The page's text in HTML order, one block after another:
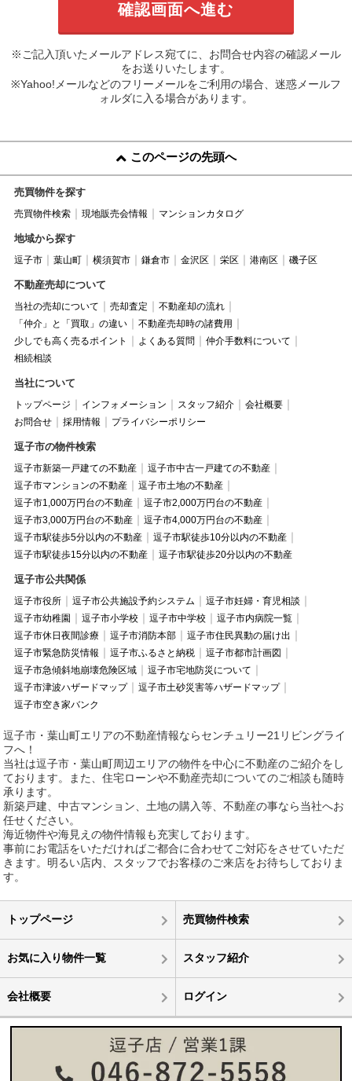
※ご記入頂いたメールアドレス宛てに、お問合せ内容の確認メール
をお送りいたします。
※Yahoo!メールなどのフリーメールをご利用の場合、迷惑メールフ
ォルダに入る場合があります。
このページの先頭へ
売買物件を探す
売買物件検索 現地販売会情報 マンションカタログ
地域から探す
逗子市 葉山町 横須賀市 鎌倉市 金沢区 栄区 港南区 磯子区
不動産売却について
当社の売却について 売却査定
不動産却の流れ
「仲介」と「買取」の違い
不動産売却時の諸費用
少しでも高く売るポイント
よくある質問
仲介手数料について
相続相談
当社について
トップページ インフォメーション スタッフ紹介
会社概要
お問合せ
採用情報 プライバシーポリシー
逗子市の物件検索
逗子市新築一戸建ての不動産
逗子市中古一戸建ての不動産
逗子市マンションの不動産
逗子市土地の不動産
逗子市1,000万円台の不動産
逗子市2,000万円台の不動産
逗子市3,000万円台の不動産
逗子市4,000万円台の不動産
逗子市駅徒歩5分以内の不動産
逗子市駅徒歩10分以内の不動産
逗子市駅徒歩15分以内の不動産
逗子市駅徒歩20分以内の不動産
逗子市公共関係
逗子市役所 逗子市公共施設予約システム
逗子市妊婦・育児相談
逗子市幼稚園
逗子市小学校 逗子市中学校
逗子市内病院一覧
逗子市休日夜間診療
逗子市消防本部
逗子市住民異動の届け出
逗子市緊急防災情報
逗子市ふるさと納税
逗子市都市計画図
逗子市急傾斜地崩壊危険区域
逗子市宅地防災について
逗子市津波ハザードマップ
逗子市土砂災害等ハザードマップ
逗子市空き家バンク
逗子市・葉山町エリアの不動産情報ならセンチュリー21リビングライ
フへ！
当社は逗子市・葉山町周辺エリアの物件を中心に不動産のご紹介をし
ております。また、住宅ローンや不動産売却についてのご相談も随時
承ります。
新築戸建、中古マンション、土地の購入等、不動産の事なら当社へお
任せください。
海近物件や海見えの物件情報も充実しております。
事前にお電話をいただければご都合に合わせてご対応をさせていただ
きます。明るい店内、スタッフでお客様のご来店をお待ちしておりま
す。
トップページ 売買物件検索
お気に入り物件一覧 スタッフ紹介
会社概要 ログイン